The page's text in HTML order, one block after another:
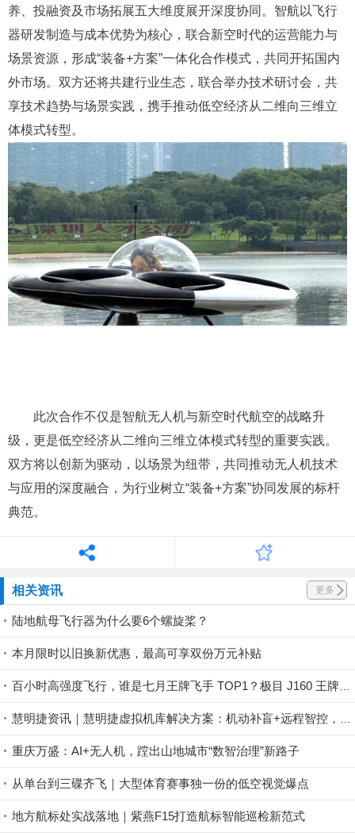
养、投融资及市场拓展五大维度展开深度协同。智航以飞行
器研发制造与成本优势为核心，联合新空时代的运营能力与
场景资源，形成“装备+方案”一体化合作模式，共同开拓国内
外市场。双方还将共建行业生态，联合举办技术研讨会，共
享技术趋势与场景实践，携手推动低空经济从二维向三维立
体模式转型。
此次合作不仅是智航无人机与新空时代航空的战略升
级，更是低空经济从二维向三维立体模式转型的重要实践。
双方将以创新为驱动，以场景为纽带，共同推动无人机技术
与应用的深度融合，为行业树立“装备+方案”协同发展的标杆
典范。
相关资讯 更多
陆地航母飞行器为什么要6个螺旋桨？
本月限时以旧换新优惠，最高可享双份万元补贴
重庆万盛：AI+无人机，蹚出山地城市“数智治理”新路子
从单台到三碟齐飞｜大型体育赛事独一份的低空视觉爆点
地方航标处实战落地｜紫燕F15打造航标智能巡检新范式